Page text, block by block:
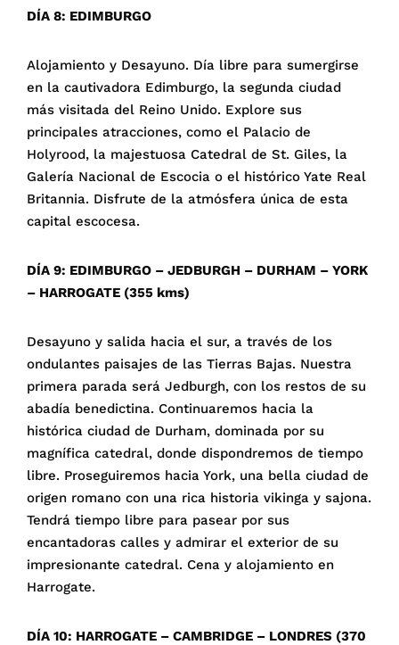
DÍA 8: EDIMBURGO
Alojamiento y Desayuno. Día libre para sumergirse
en la cautivadora Edimburgo, la segunda ciudad
más visitada del Reino Unido. Explore sus
principales atracciones, como el Palacio de
Holyrood, la majestuosa Catedral de St. Giles, la
Galería Nacional de Escocia o el histórico Yate Real
Britannia. Disfrute de la atmósfera única de esta
capital escocesa.
DÍA 9: EDIMBURGO – JEDBURGH – DURHAM – YORK
– HARROGATE (355 kms)
Desayuno y salida hacia el sur, a través de los
ondulantes paisajes de las Tierras Bajas. Nuestra
primera parada será Jedburgh, con los restos de su
abadía benedictina. Continuaremos hacia la
histórica ciudad de Durham, dominada por su
magnífica catedral, donde dispondremos de tiempo
libre. Proseguiremos hacia York, una bella ciudad de
origen romano con una rica historia vikinga y sajona.
Tendrá tiempo libre para pasear por sus
encantadoras calles y admirar el exterior de su
impresionante catedral. Cena y alojamiento en
Harrogate.
DÍA 10: HARROGATE – CAMBRIDGE – LONDRES (370